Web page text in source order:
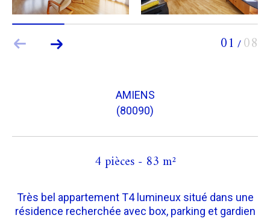
01 / 08
AMIENS
(80090)
4 pièces - 83 m²
Très bel appartement T4 lumineux situé dans une
résidence recherchée avec box, parking et gardien
FILTRER PAR
NOUVEAUTÉS
RECHERCHER